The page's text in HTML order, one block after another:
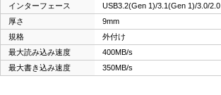
インターフェース
USB3.2(Gen 1)/3.1(Gen 1)/3.0/2.0
厚さ
9mm
規格
外付け
最大読み込み速度
400MB/s
最大書き込み速度
350MB/s